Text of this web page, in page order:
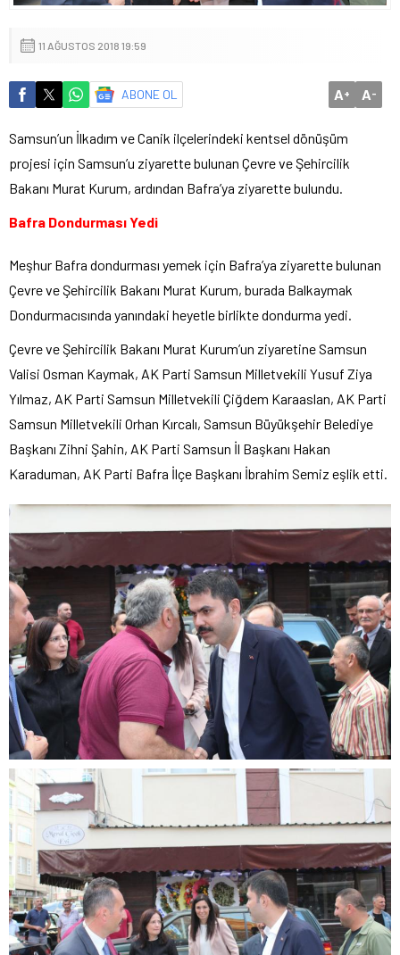
11 AĞUSTOS 2018 19:59
ABONE OL A+ A-
Samsun’un İlkadım ve Canik ilçelerindeki kentsel dönüşüm
projesi için Samsun’u ziyarette bulunan Çevre ve Şehircilik
Bakanı Murat Kurum, ardından Bafra’ya ziyarette bulundu.
Bafra Dondurması Yedi
Meşhur Bafra dondurması yemek için Bafra’ya ziyarette bulunan
Çevre ve Şehircilik Bakanı Murat Kurum, burada Balkaymak
Dondurmacısında yanındaki heyetle birlikte dondurma yedi.
Çevre ve Şehircilik Bakanı Murat Kurum’un ziyaretine Samsun
Valisi Osman Kaymak, AK Parti Samsun Milletvekili Yusuf Ziya
Yılmaz, AK Parti Samsun Milletvekili Çiğdem Karaaslan, AK Parti
Samsun Milletvekili Orhan Kırcalı, Samsun Büyükşehir Belediye
Başkanı Zihni Şahin, AK Parti Samsun İl Başkanı Hakan
Karaduman, AK Parti Bafra İlçe Başkanı İbrahim Semiz eşlik etti.